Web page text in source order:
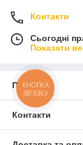
Контакти
Сьогодні
Показати
Про нас
Контакти
КНОПКА
ЗВ'ЯЗКУ